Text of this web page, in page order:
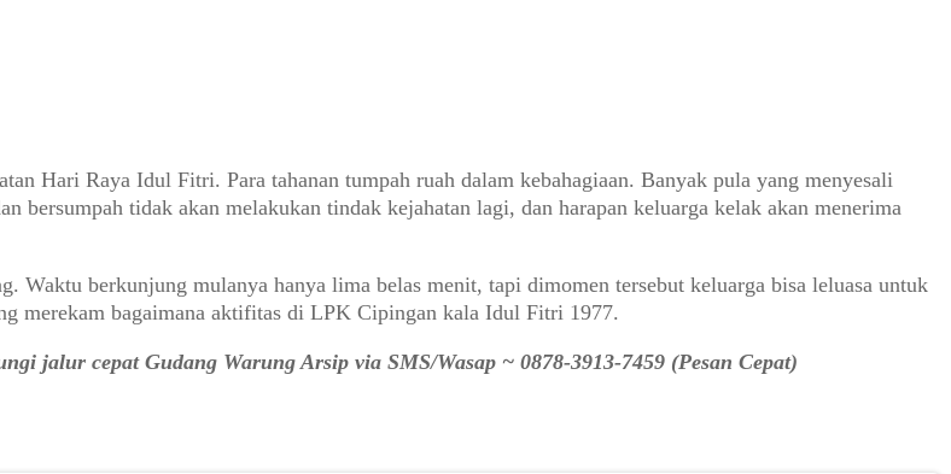
Hari Raya Idul Fitri. Para tahanan tumpah ruah dalam kebahagiaan. Banyak pula yang menyesali
bersumpah tidak akan melakukan tindak kejahatan lagi, dan harapan keluarga kelak akan menerima
Waktu berkunjung mulanya hanya lima belas menit, tapi dimomen tersebut keluarga bisa leluasa untuk
merekam bagaimana aktifitas di LPK Cipingan kala Idul Fitri 1977.
jalur cepat Gudang Warung Arsip via SMS/Wasap ~ 0878-3913-7459 (Pesan Cepat)